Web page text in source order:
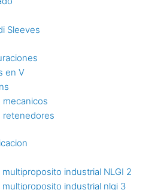
Sleeves
en V
mecanicos
retenedores
multiproposito industrial NLGI 2
multiproposito industrial nlgi 3